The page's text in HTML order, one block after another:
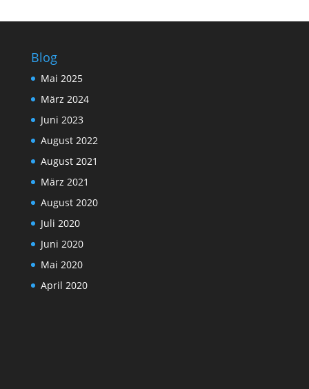
Blog
Mai 2025
März 2024
Juni 2023
August 2022
August 2021
März 2021
August 2020
Juli 2020
Juni 2020
Mai 2020
April 2020